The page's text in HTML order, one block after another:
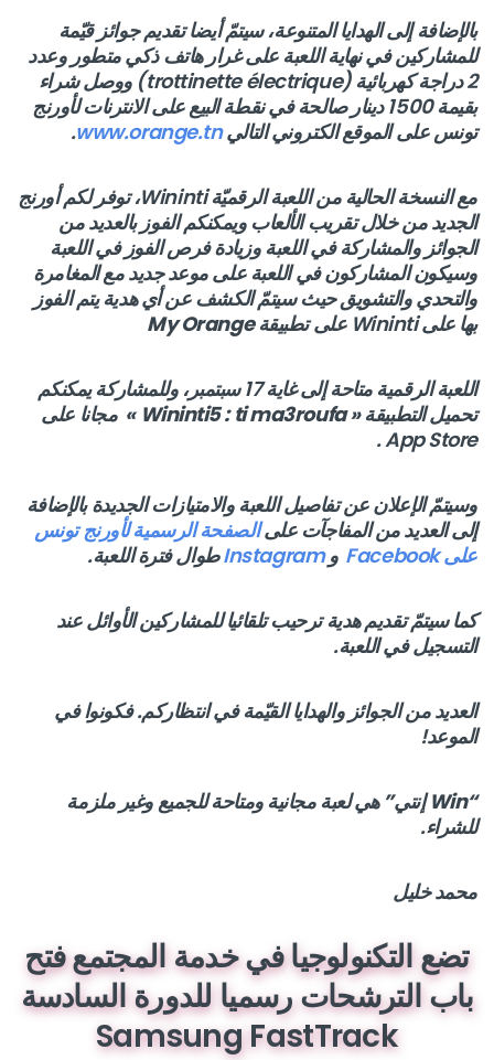
بالإضافة إلى الهدايا المتنوعة، سيتمّ أيضا تقديم جوائز قيّمة
للمشاركين في نهاية اللعبة على غرار هاتف ذكي متطور وعدد
2 دراجة كهربائية (trottinette électrique) ووصل شراء
بقيمة 1500 دينار صالحة في نقطة البيع على الانترنات لأورنج
تونس على الموقع الكتروني التاليwww.orange.tn
.
مع النسخة الحالية من اللعبة الرقميّة Wininti، توفر لكم أورنج
الجديد من خلال تقريب الألعاب ويمكنكم الفوز بالعديد من
الجوائز والمشاركة في اللعبة وزيادة فرص الفوز في اللعبة
وسيكون المشاركون في اللعبة على موعد جديد مع المغامرة
والتحدي والتشويق حيث سيتمّ الكشف عن أي هدية يتم الفوز
بها على Wininti على تطبيقة
My Orange
اللعبة الرقمية متاحة إلى غاية 17 سبتمبر، وللمشاركة يمكنكم
تحميل التطبيقة« Wininti5 : ti ma3roufa »
مجانا على
App Store .
وسيتمّ الإعلان عن تفاصيل اللعبة والامتيازات الجديدة بالإضافة
إلى العديد من المفاجآت علىالصفحة الرسمية لأورنج تونس
على Facebook
وInstagram طوال فترة اللعبة.
كما سيتمّ تقديم هدية ترحيب تلقائيا للمشاركين الأوائل عند
التسجيل في اللعبة.
العديد من الجوائز والهدايا القيّمة في انتظاركم. فكونوا في
الموعد!
“
Winإنتي” هي لعبة مجانية ومتاحة للجميع وغير ملزمة
للشراء.
محمد خليل
تضع التكنولوجيا في خدمة المجتمع فتح
باب الترشحات رسميا للدورة السادسة
Samsung FastTrack